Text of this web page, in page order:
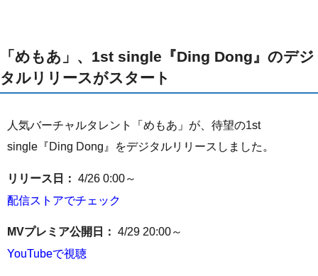
「めもあ」、1st single『Ding Dong』のデジ
タルリリースがスタート
人気バーチャルタレント「めもあ」が、待望の1st
single『Ding Dong』をデジタルリリースしました。
リリース日： 4/26 0:00～
配信ストアでチェック
MVプレミア公開日： 4/29 20:00～
YouTubeで視聴